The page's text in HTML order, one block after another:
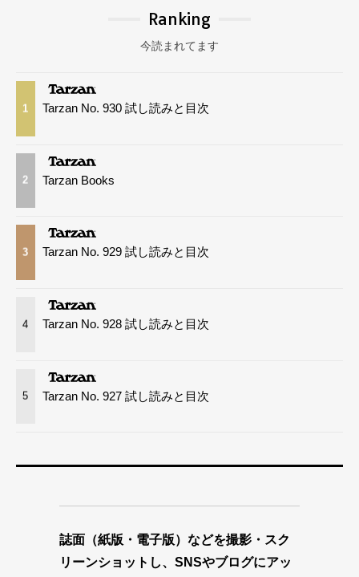
Ranking
今読まれてます
1 Tarzan No. 930 試し読みと目次
2 Tarzan Books
3 Tarzan No. 929 試し読みと目次
4 Tarzan No. 928 試し読みと目次
5 Tarzan No. 927 試し読みと目次
誌面（紙版・電子版）などを撮影・スク
リーンショットし、SNSやブログにアッ